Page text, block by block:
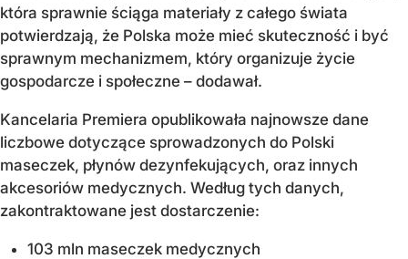
która sprawnie ściąga materiały z całego świata
potwierdzają, że Polska może mieć skuteczność i być
sprawnym mechanizmem, który organizuje życie
gospodarcze i społeczne – dodawał.
Kancelaria Premiera opublikowała najnowsze dane
liczbowe dotyczące sprowadzonych do Polski
maseczek, płynów dezynfekujących, oraz innych
akcesoriów medycznych. Według tych danych,
zakontraktowane jest dostarczenie:
103 mln maseczek medycznych